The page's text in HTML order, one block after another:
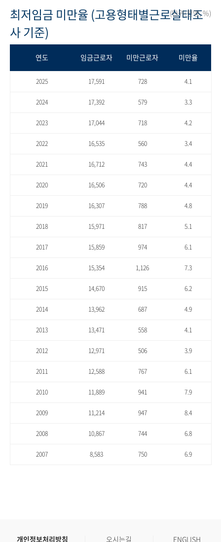
최저임금 미만율 (고용형태별근로실태조
사 기준)
(단위:천명, %)
연도 임금근로자 미만근로자 미만율
2025 17,591 728 4.1
2024 17,392 579 3.3
2023 17,044 718 4.2
2022 16,535 560 3.4
2021 16,712 743 4.4
2020 16,506 720 4.4
2019 16,307 788 4.8
2018 15,971 817 5.1
2017 15,859 974 6.1
2016 15,354 1,126 7.3
2015 14,670 915 6.2
2014 13,962 687 4.9
2013 13,471 558 4.1
2012 12,971 506 3.9
2011 12,588 767 6.1
2010 11,889 941 7.9
2009 11,214 947 8.4
2008 10,867 744 6.8
2007 8,583 750 6.9
개인정보처리방침 오시는길 ENGLISH